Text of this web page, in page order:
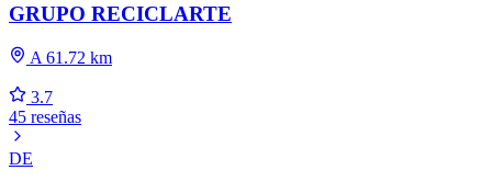
GRUPO RECICLARTE
A 61.72 km
3.7
45 reseñas
DE